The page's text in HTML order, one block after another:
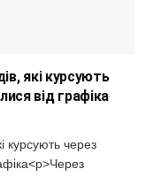
які курсують
від графіка
курсують через